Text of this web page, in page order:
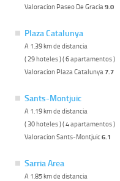
Valoracion Paseo De Gracia 9.0
Plaza Catalunya
A 1.39 km de distancia
( 29 hoteles ) ( 6 apartamentos )
Valoracion Plaza Catalunya 7.7
Sants-Montjuic
A 1.19 km de distancia
( 30 hoteles ) ( 4 apartamentos )
Valoracion Sants-Montjuic6.1
Sarria Area
A 1.85 km de distancia